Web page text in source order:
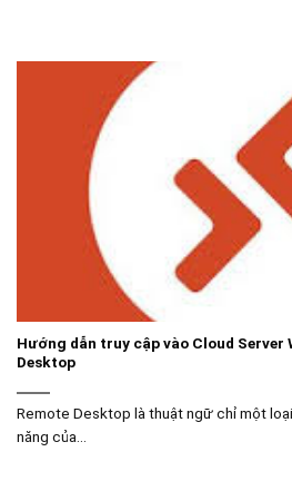
Hướng dẫn truy cập vào Cloud Server
Desktop
Remote Desktop là thuật ngữ chỉ một
năng của...